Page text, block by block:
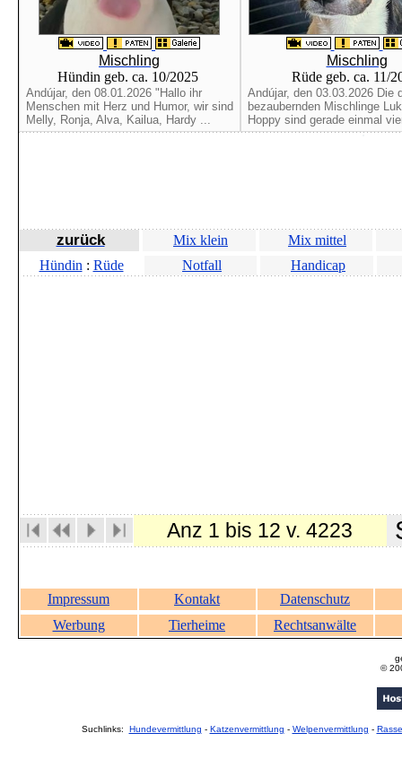
Mischling
Hündin geb. ca. 10/2025
Andújar, den 08.01.2026 "Hallo ihr
Menschen mit Herz und Humor, wir sind
Melly, Ronja, Alva, Kailua, Hardy ...
Mischling
Rüde geb. ca. 11/
Andújar, den 03.03.2026 Die
bezaubernden Mischlinge
Hoppy sind gerade einmal
zurück Mix klein
Mix mittel
Hündin : Rüde Notfall Handicap
Anz 1 bis 12 v. 4223
Impressum Kontakt
Datenschutz
Werbung
Tierheime Rechtsanwälte
©
Suchlinks: Hundevermittlung - Katzenvermittlung - Welpenvermittlung -